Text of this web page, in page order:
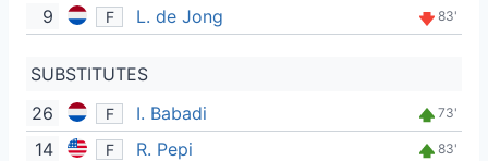
9
F L. de Jong 83'
SUBSTITUTES
26
F I. Babadi 73'
14 F R. Pepi 83'